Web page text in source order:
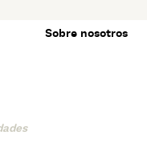
Sobre nosotros